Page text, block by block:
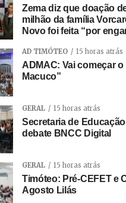
Zema diz que doação
milhão da família
Novo foi feita “por
AD TIMÓTEO 15 horas atrás
ADMAC: Vai começar o
Macuco”
GERAL 15 horas atrás
Secretaria de Educação
debate BNCC Digital
GERAL 15 horas atrás
Timóteo: Pré-CEFET e
Agosto Lilás